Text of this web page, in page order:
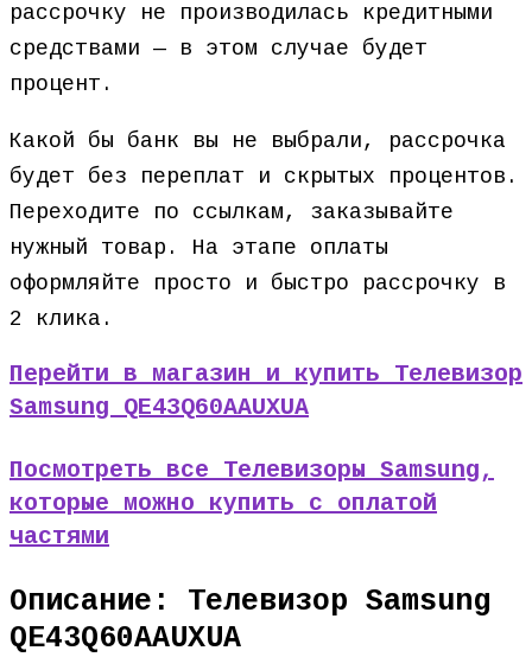
рассрочку не производилась кредитными
средствами — в этом случае будет
процент.
Какой бы банк вы не выбрали, рассрочка
будет без переплат и скрытых процентов.
Переходите по ссылкам, заказывайте
нужный товар. На этапе оплаты
оформляйте просто и быстро рассрочку в
2 клика.
Перейти в магазин и купить Телевизор
Samsung QE43Q60AAUXUA
Посмотреть все Телевизоры Samsung,
которые можно купить с оплатой
частями
Описание: Телевизор Samsung
QE43Q60AAUXUA